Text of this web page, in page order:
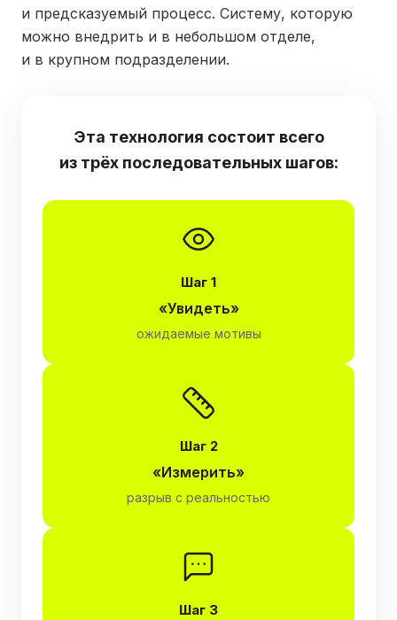
и предсказуемый процесс. Систему, которую
можно внедрить и в небольшом отделе,
и в крупном подразделении.
Эта технология состоит всего
из трёх последовательных шагов:
Шаг 1
«Увидеть»
ожидаемые мотивы
Шаг 2
«Измерить»
разрыв с реальностью
Шаг 3